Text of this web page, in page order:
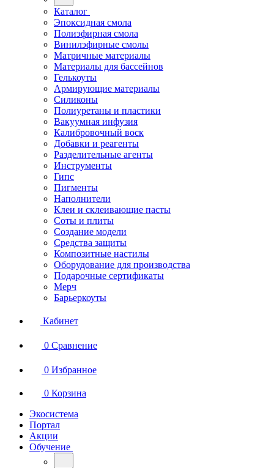
Каталог
Эпоксидная смола
Полиэфирная смола
Винилэфирные смолы
Матричные материалы
Материалы для бассейнов
Гелькоуты
Армирующие материалы
Силиконы
Полиуретаны и пластики
Вакуумная инфузия
Калибровочный воск
Добавки и реагенты
Разделительные агенты
Инструменты
Гипс
Пигменты
Наполнители
Клеи и склеивающие пасты
Соты и плиты
Создание модели
Средства защиты
Композитные настилы
Оборудование для производства
Подарочные сертификаты
Мерч
Барьеркоуты
Кабинет
0 Сравнение
0 Избранное
0 Корзина
Экосистема
Портал
Акции
Обучение